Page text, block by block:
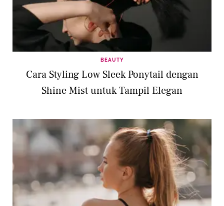
BEAUTY
Cara Styling Low Sleek Ponytail dengan
Shine Mist untuk Tampil Elegan